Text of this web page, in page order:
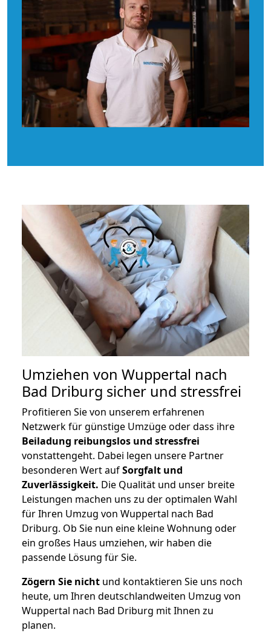
Umziehen von Wuppertal nach
Bad Driburg sicher und stressfrei
Profitieren Sie von unserem erfahrenen
Netzwerk für günstige Umzüge oder dass ihre
Beiladung reibungslos und stressfrei
vonstattengeht. Dabei legen unsere Partner
besonderen Wert aufSorgfalt und
Zuverlässigkeit. Die Qualität und unser breite
Leistungen machen uns zu der optimalen Wahl
für Ihren Umzug von Wuppertal nach Bad
Driburg. Ob Sie nun eine kleine Wohnung oder
ein großes Haus umziehen, wir haben die
passende Lösung für Sie.
Zögern Sie nicht und kontaktieren Sie uns noch
heute, um Ihren deutschlandweiten Umzug von
Wuppertal nach Bad Driburg mit Ihnen zu
planen.